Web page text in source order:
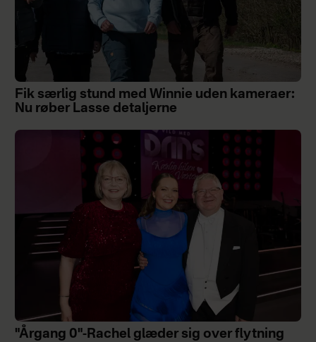
Fik særlig stund med Winnie uden kameraer:
Nu røber Lasse detaljerne
"Årgang 0"-Rachel glæder sig over flytning